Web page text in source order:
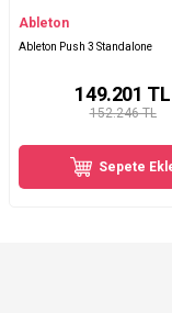
Ableton
Ableton Push 3 Standalone
152.246 TL
149.201 TL
Sepete